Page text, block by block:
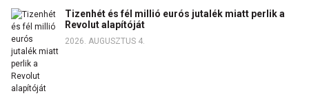
Tizenhét és fél millió eurós jutalék miatt perlik a
Revolut alapítóját
2026. AUGUSZTUS 4.